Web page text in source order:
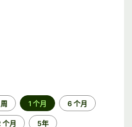
1 个月 6 个月
个月 5年